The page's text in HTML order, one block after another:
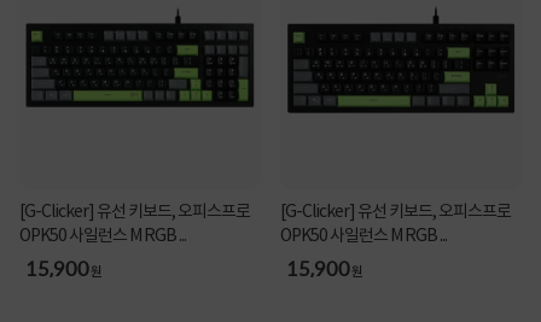
[G-Clicker] 유선 키보드, 오피스프로
OPK50 사일런스 M RGB ...
15,900원
[G-Clicker] 유선 키보드, 오피스프로
OPK50 사일런스 M RGB ...
15,900원